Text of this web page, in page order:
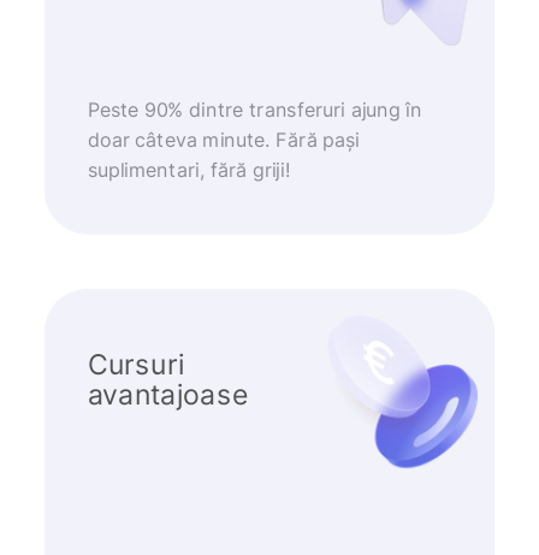
Peste 90% dintre transferuri ajung în
doar câteva minute. Fără pași
suplimentari, fără griji!
Cursuri
avantajoase